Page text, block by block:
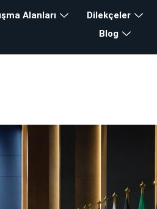
Alanları Dilekçeler
Blog